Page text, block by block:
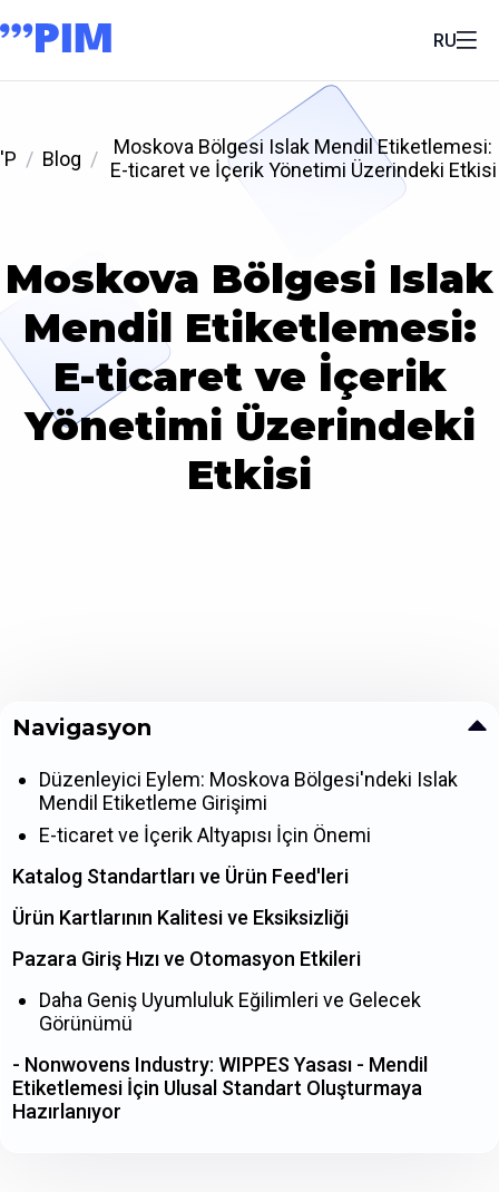
RU
'P Blog
Moskova Bölgesi Islak Mendil Etiketlemesi:
E-ticaret ve İçerik Yönetimi Üzerindeki Etkisi
Moskova Bölgesi Islak
Mendil Etiketlemesi:
E-ticaret ve İçerik
Yönetimi Üzerindeki
Etkisi
Navigasyon
Düzenleyici Eylem: Moskova Bölgesi'ndeki Islak
Mendil Etiketleme Girişimi
E-ticaret ve İçerik Altyapısı İçin Önemi
Katalog Standartları ve Ürün Feed'leri
Ürün Kartlarının Kalitesi ve Eksiksizliği
Pazara Giriş Hızı ve Otomasyon Etkileri
Daha Geniş Uyumluluk Eğilimleri ve Gelecek
Görünümü
- Nonwovens Industry: WIPPES Yasası - Mendil
Etiketlemesi İçin Ulusal Standart Oluşturmaya
Hazırlanıyor